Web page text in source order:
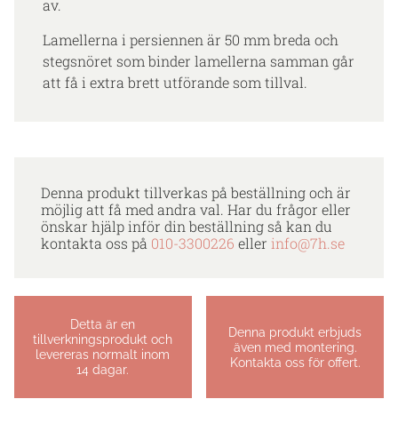
av.
Lamellerna i persiennen är 50 mm breda och
stegsnöret som binder lamellerna samman går
att få i extra brett utförande som tillval.
Denna produkt tillverkas på beställning och är
möjlig att få med andra val. Har du frågor eller
önskar hjälp inför din beställning så kan du
kontakta oss på 010-3300226 eller info@7h.se
Detta är en
tillverkningsprodukt och
levereras normalt inom
14 dagar.
Denna produkt erbjuds
även med montering.
Kontakta oss för offert.